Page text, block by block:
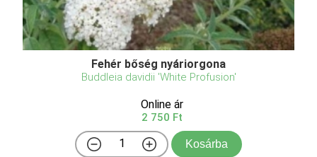
Fehér bőség nyáriorgona
Buddleia davidii 'White Profusion'
Online ár
2 750 Ft
Kosárba